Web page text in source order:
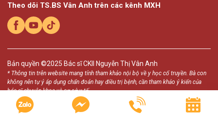
Theo dõi TS.BS Vân Anh trên các kênh MXH
Bản quyền ©2025 Bác sĩ CKII Nguyễn Thị Vân Anh
* Thông tin trên website mang tính tham khảo nội bộ về y học cổ truyền. Bà con
không nên tự ý áp dụng chẩn đoán hay điều trị bệnh, cần tham khảo ý kiến của
bác sĩ chuyên khoa và cơ sở y tế.